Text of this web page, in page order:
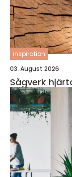
inspiration
03. August 2026